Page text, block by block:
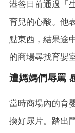
港爸日前通過「
育兒的心酸。他
點東西，結果途
的商場尋找育嬰室
遭媽媽們辱罵
當時商場內的育
換好尿片。踏出